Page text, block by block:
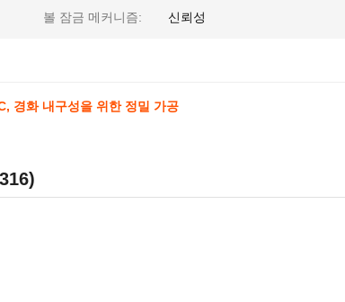
볼 잠금 메커니즘: 신뢰성
경화 내구성을 위한 정밀 가공